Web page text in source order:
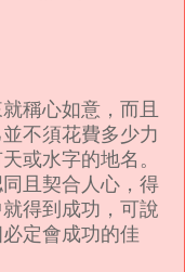
稱心如意，而且
不須花費多少力
或水字的地名。
且契合人心，得
得到成功，可說
定會成功的佳